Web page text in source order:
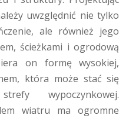
uwzględnić nie tylko
ale również jego
ścieżkami i ogrodową
on formę wysokiej,
która może stać się
wypoczynkowej.
wiatru ma ogromne